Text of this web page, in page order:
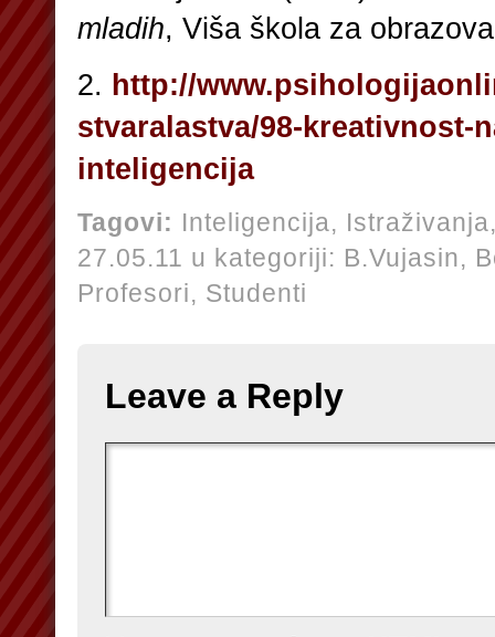
mladih, Viša škola za
2. http://
stvaralastva/98-kreativnost-
inteligencija
Tagovi: Inteligencija, Istraživanja
27.05.11 u kategoriji: B.Vujasin,
Profesori, Studenti
Leave a Reply